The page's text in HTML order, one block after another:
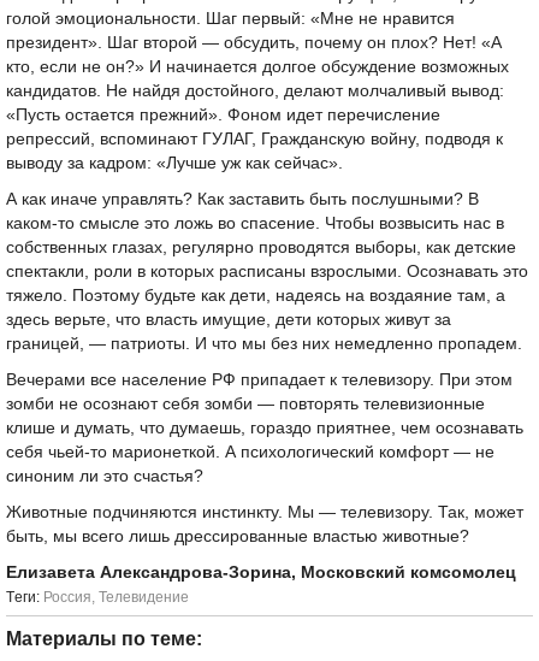
голой эмоциональности. Шаг первый: «Мне не нравится
президент». Шаг второй — обсудить, почему он плох? Нет! «А
кто, если не он?» И начинается долгое обсуждение возможных
кандидатов. Не найдя достойного, делают молчаливый вывод:
«Пусть остается прежний». Фоном идет перечисление
репрессий, вспоминают ГУЛАГ, Гражданскую войну, подводя к
выводу за кадром: «Лучше уж как сейчас».
А как иначе управлять? Как заставить быть послушными? В
каком-то смысле это ложь во спасение. Чтобы возвысить нас в
собственных глазах, регулярно проводятся выборы, как детские
спектакли, роли в которых расписаны взрослыми. Осознавать это
тяжело. Поэтому будьте как дети, надеясь на воздаяние там, а
здесь верьте, что власть имущие, дети которых живут за
границей, — патриоты. И что мы без них немедленно пропадем.
Вечерами все население РФ припадает к телевизору. При этом
зомби не осознают себя зомби — повторять телевизионные
клише и думать, что думаешь, гораздо приятнее, чем осознавать
себя чьей-то марионеткой. А психологический комфорт — не
синоним ли это счастья?
Животные подчиняются инстинкту. Мы — телевизору. Так, может
быть, мы всего лишь дрессированные властью животные?
Елизавета Александрова-Зорина, Московский комсомолец
Tеги: Россия, Телевидение
Материалы по теме: